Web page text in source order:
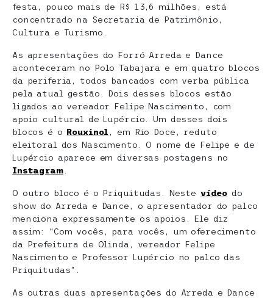
festa, pouco mais de R$ 13,6 milhões, está
concentrado na Secretaria de Patrimônio,
Cultura e Turismo.
As apresentações do Forró Arreda e Dance
aconteceram no Polo Tabajara e em quatro blocos
da periferia, todos bancados com verba pública
pela atual gestão. Dois desses blocos estão
ligados ao vereador Felipe Nascimento, com
apoio cultural de Lupércio. Um desses dois
blocos é o Rouxinol , em Rio Doce, reduto
eleitoral dos Nascimento. O nome de Felipe e de
Lupércio aparece em diversas postagens no
Instagram.
O outro bloco é o Priquitudas. Neste vídeo do
show do Arreda e Dance, o apresentador do palco
menciona expressamente os apoios. Ele diz
assim: “Com vocês, para vocês, um oferecimento
da Prefeitura de Olinda, vereador Felipe
Nascimento e Professor Lupércio no palco das
Priquitudas”.
As outras duas apresentações do Arreda e Dance